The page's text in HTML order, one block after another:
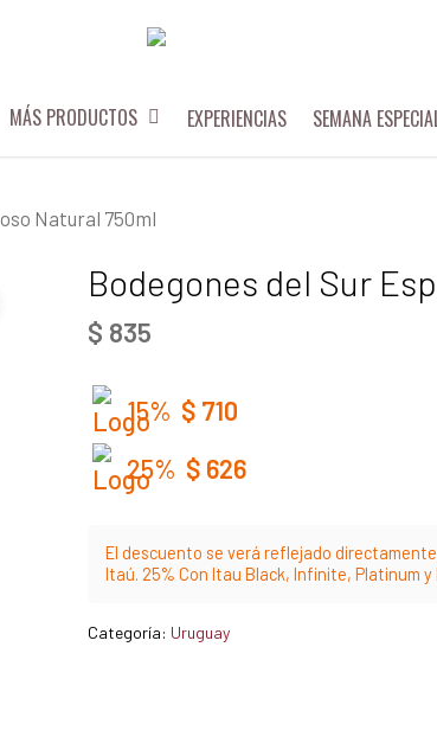
MÁS PRODUCTOS EXPERIENCIAS SEMANA
Natural 750ml
Bodegones del Sur
$ 835
15% $ 710
25% $ 626
El descuento se verá reflejado
Itaú. 25% Con Itau Black, Infinite, Platinum y
Categoría: Uruguay